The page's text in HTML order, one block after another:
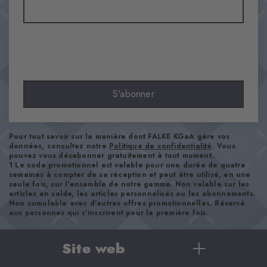
Matière
Longueur de tige
Mollet
Type d'ourlet
A côtes
Renforts
aucun
Semelle
Normal
casual
S'abonner
Pour tout savoir sur la manière dont FALKE KGaA gère vos
données, consultez notre Politique de confidentialité. Vous
pouvez vous désabonner gratuitement à tout moment.
1 Le code promotionnel est valable pour une durée de quatre
semaines à compter de sa réception et peut être utilisé, en une
seule fois, sur l'ensemble de notre gamme. Non valable sur les
articles en solde, les articles personnalisés ou les abonnements.
Non cumulable avec d'autres offres promotionnelles. Réservé
aux personnes qui s'inscrivent pour la première fois.
Site web